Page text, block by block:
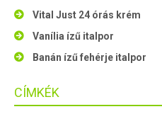
Vital Just 24 órás krém
Vanília ízű italpor
Banán ízű fehérje italpor
CÍMKÉK